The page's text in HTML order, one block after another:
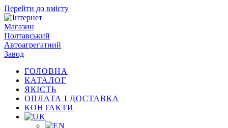
Перейти до вмісту
ГОЛОВНА
КАТАЛОГ
ЯКІСТЬ
ОПЛАТА І ДОСТАВКА
КОНТАКТИ